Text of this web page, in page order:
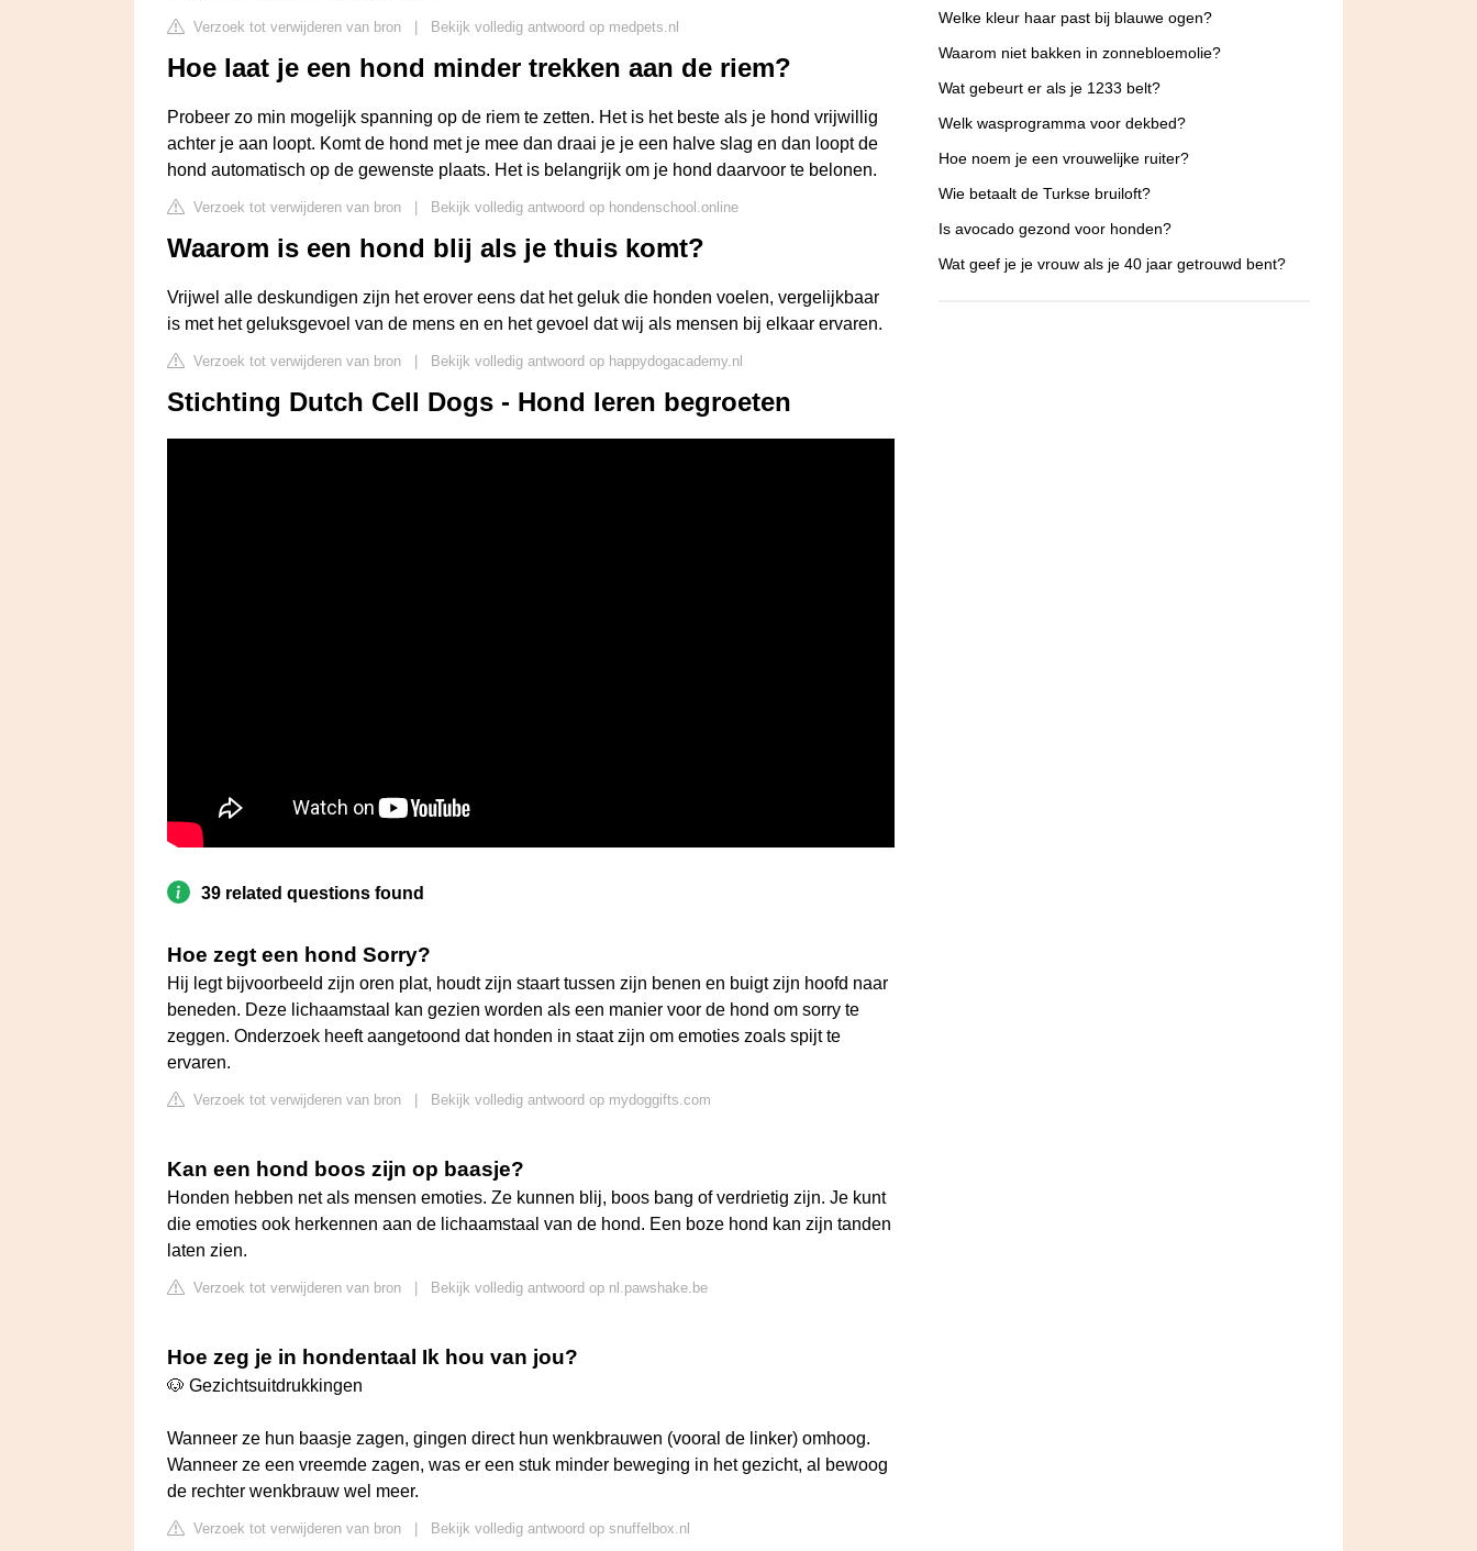
Verzoek tot verwijderen van bron Bekijk volledig antwoord op medpets.nl
Hoe laat je een hond minder trekken aan de riem?
Probeer zo min mogelijk spanning op de riem te zetten. Het is het beste als je hond vrijwillig
achter je aan loopt. Komt de hond met je mee dan draai je je een halve slag en dan loopt de
hond automatisch op de gewenste plaats. Het is belangrijk om je hond daarvoor te belonen.
Verzoek tot verwijderen van bron Bekijk volledig antwoord op hondenschool.online
Waarom is een hond blij als je thuis komt?
Vrijwel alle deskundigen zijn het erover eens dat het geluk die honden voelen, vergelijkbaar
is met het geluksgevoel van de mens en en het gevoel dat wij als mensen bij elkaar ervaren.
Verzoek tot verwijderen van bron Bekijk volledig antwoord op happydogacademy.nl
Stichting Dutch Cell Dogs - Hond leren begroeten
39 related questions found
Hoe zegt een hond Sorry?
Hij legt bijvoorbeeld zijn oren plat, houdt zijn staart tussen zijn benen en buigt zijn hoofd naar
beneden. Deze lichaamstaal kan gezien worden als een manier voor de hond om sorry te
zeggen. Onderzoek heeft aangetoond dat honden in staat zijn om emoties zoals spijt te
ervaren.
Verzoek tot verwijderen van bron Bekijk volledig antwoord op mydoggifts.com
Kan een hond boos zijn op baasje?
Honden hebben net als mensen emoties. Ze kunnen blij, boos bang of verdrietig zijn. Je kunt
die emoties ook herkennen aan de lichaamstaal van de hond. Een boze hond kan zijn tanden
laten zien.
Verzoek tot verwijderen van bron Bekijk volledig antwoord op nl.pawshake.be
Hoe zeg je in hondentaal Ik hou van jou?
🐶 Gezichtsuitdrukkingen
Wanneer ze hun baasje zagen, gingen direct hun wenkbrauwen (vooral de linker) omhoog.
Wanneer ze een vreemde zagen, was er een stuk minder beweging in het gezicht, al bewoog
de rechter wenkbrauw wel meer.
Verzoek tot verwijderen van bron Bekijk volledig antwoord op snuffelbox.nl
Welke kleur haar past bij blauwe ogen?
Waarom niet bakken in zonnebloemolie?
Wat gebeurt er als je 1233 belt?
Welk wasprogramma voor dekbed?
Hoe noem je een vrouwelijke ruiter?
Wie betaalt de Turkse bruiloft?
Is avocado gezond voor honden?
Wat geef je je vrouw als je 40 jaar getrouwd bent?